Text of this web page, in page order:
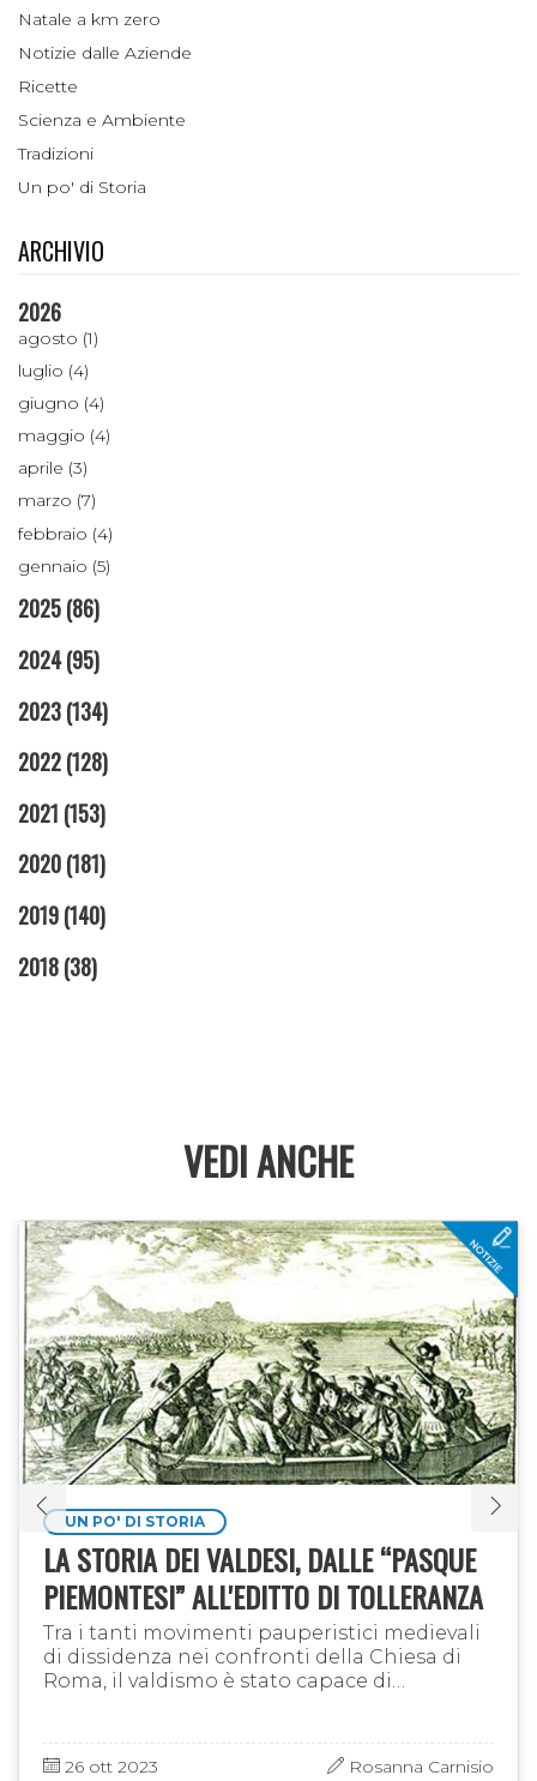
Natale a km zero
Notizie dalle Aziende
Ricette
Scienza e Ambiente
Tradizioni
Un po' di Storia
ARCHIVIO
2026
agosto (1)
luglio (4)
giugno (4)
maggio (4)
aprile (3)
marzo (7)
febbraio (4)
gennaio (5)
2025(86)
2024(95)
2023(134)
2022(128)
2021 (153)
2020(181)
2019(140)
2018(38)
VEDI ANCHE
UN PO' DI STORIA
LA STORIA DEI VALDESI, DALLE “PASQUE
PIEMONTESI” ALL'EDITTO DI TOLLERANZA
Tra i tanti movimenti pauperistici medievali
di dissidenza nei confronti della Chiesa di
Roma, il valdismo è stato capace di
26 ott 2023 Rosanna Carnisio